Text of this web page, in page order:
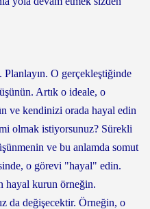
Planlayın. O gerçekleştiğinde
Artık o ideale, o
ve kendinizi orada hayal edin
olmak istiyorsunuz? Sürekli
ve bu anlamda somut
o görevi "hayal" edin.
hayal kurun örneğin.
da değişecektir. Örneğin, o